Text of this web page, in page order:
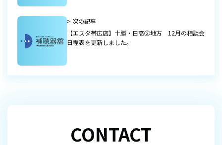
> 次の記事
【エスタ帯広店】十勝・日高②地方 12月の相談会
日程表を更新しました。
CONTACT